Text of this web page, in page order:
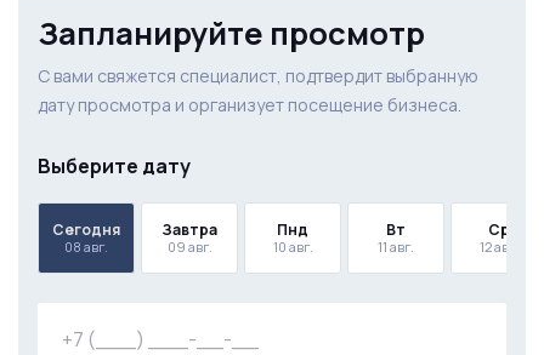
Запланируйте просмотр
С вами свяжется специалист, подтвердит выбранную
дату просмотра и организует посещение бизнеса.
Выберите дату
Сегодня
08 авг.
Завтра
09 авг.
Пнд
10 авг.
Вт
11 авг.
Ср
12 авг.